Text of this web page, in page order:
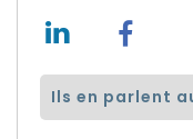
ils en parlent